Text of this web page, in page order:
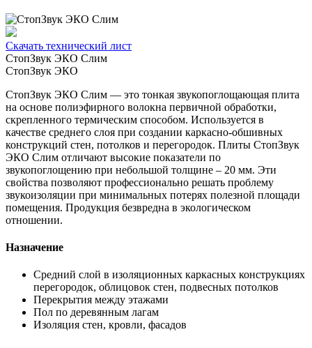
Скачать технический лист
СтопЗвук ЭКО Слим
СтопЗвук ЭКО
СтопЗвук ЭКО Слим — это тонкая звукопоглощающая плита
на основе полиэфирного волокна первичной обработки,
скрепленного термическим способом. Используется в
качестве среднего слоя при создании каркасно-обшивных
конструкций стен, потолков и перегородок. Плиты СтопЗвук
ЭКО Слим отличают высокие показатели по
звукопоглощению при небольшой толщине – 20 мм. Эти
свойства позволяют профессионально решать проблему
звукоизоляции при минимальных потерях полезной площади
помещения. Продукция безвредна в экологическом
отношении.
Назначение
Средний слой в изоляционных каркасных конструкциях
перегородок, облицовок стен, подвесных потолков
Перекрытия между этажами
Пол по деревянным лагам
Изоляция стен, кровли, фасадов